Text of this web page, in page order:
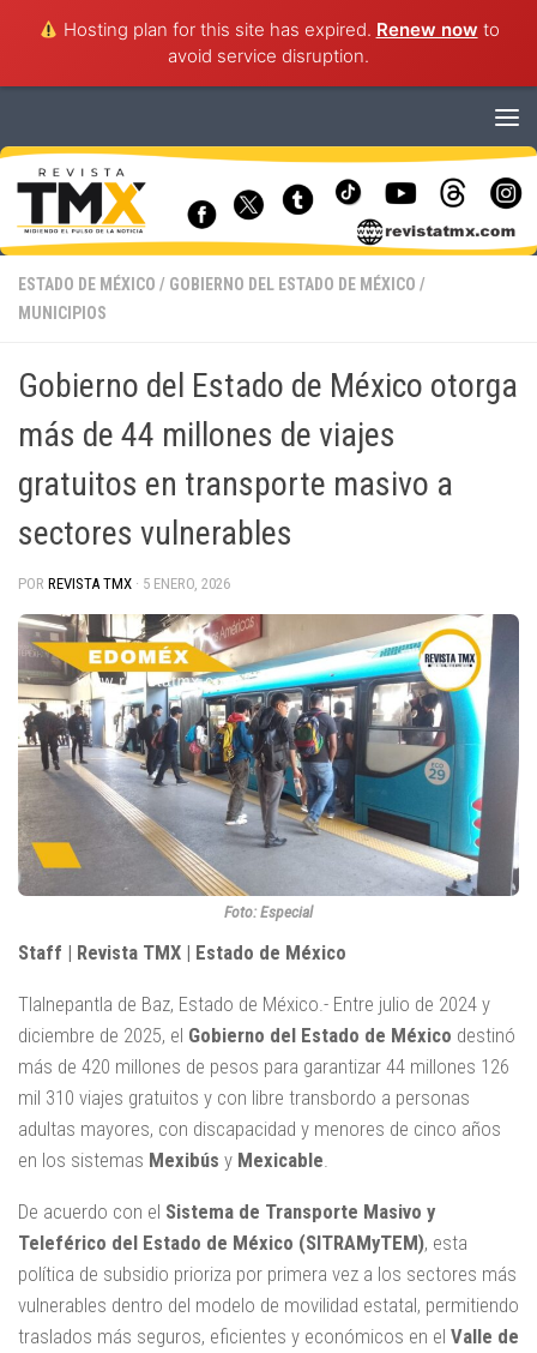
Hosting plan for this site has expired. Renew now to
avoid service disruption.
ESTADO DE MÉXICO / GOBIERNO DEL ESTADO DE MÉXICO /
MUNICIPIOS
Gobierno del Estado de México otorga
más de 44 millones de viajes
gratuitos en transporte masivo a
sectores vulnerables
POR REVISTA TMX · 5 ENERO, 2026
Foto: Especial
Staff | Revista TMX | Estado de México
Tlalnepantla de Baz, Estado de México.- Entre julio de 2024 y
diciembre de 2025, el Gobierno del Estado de México destinó
más de 420 millones de pesos para garantizar 44 millones 126
mil 310 viajes gratuitos y con libre transbordo a personas
adultas mayores, con discapacidad y menores de cinco años
en los sistemas Mexibús y Mexicable
De acuerdo con el Sistema de Transporte Masivo y
Teleférico del Estado de México (SITRAMyTEM), esta
política de subsidio prioriza por primera vez a los sectores más
vulnerables dentro del modelo de movilidad estatal, permitiendo
traslados más seguros, eficientes y económicos en el Valle de